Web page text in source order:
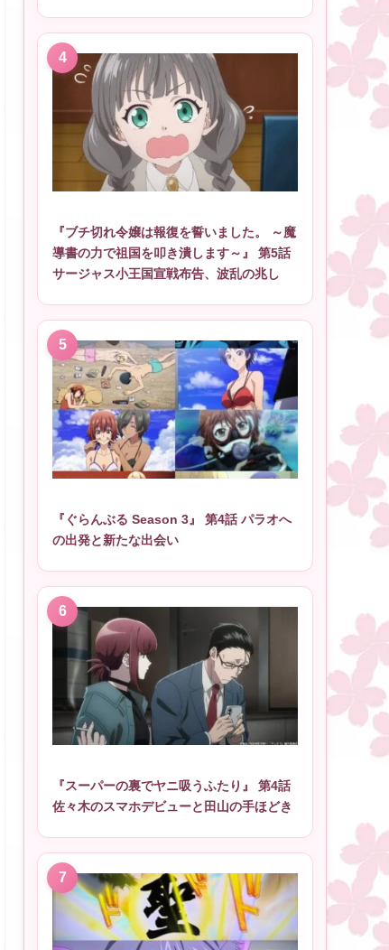
『ブチ切れ令嬢は報復を誓いました。 ～魔
導書の力で祖国を叩き潰します～』 第5話
サージャス小王国宣戦布告、波乱の兆し
『ぐらんぶる Season 3』 第4話 パラオへ
の出発と新たな出会い
『スーパーの裏でヤニ吸うふたり』 第4話
佐々木のスマホデビューと田山の手ほどき